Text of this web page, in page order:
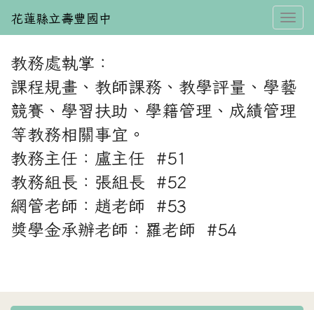
花蓮縣立壽豐國中
教務處執掌：
課程規畫、教師課務、教學評量、學藝
競賽、學習扶助、學籍管理、成績管理
等教務相關事宜。
教務主任：盧主任 #51
教務組長：張組長 #52
網管老師：趙老師 #53
獎學金承辦老師：羅老師 #54